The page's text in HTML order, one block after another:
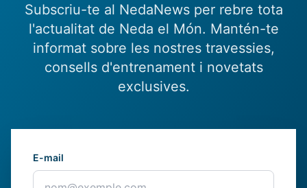
Subscriu-te al NedaNews per rebre tota
l'actualitat de Neda el Món. Mantén-te
informat sobre les nostres travessies,
consells d'entrenament i novetats
exclusives.
E-mail